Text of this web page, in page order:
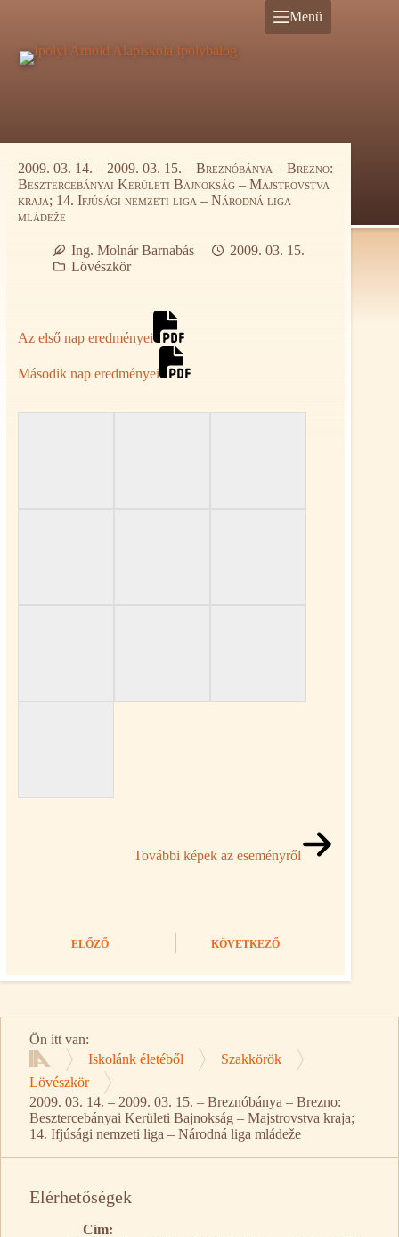
Menü
2009. 03. 14. – 2009. 03. 15. – Breznóbánya – Brezno:
Besztercebányai Kerületi Bajnokság – Majstrovstva
kraja; 14. Ifjúsági nemzeti liga – Národná liga
mládeže
Ing. Molnár Barnabás
2009. 03. 15.
Lövészkör
Az első nap eredményei
Második nap eredményei
További képek az eseményről
ELŐZŐ KÖVETKEZŐ
Ön itt van:
Kezdőlap
Iskolánk életéből
Szakkörök
Lövészkör
2009. 03. 14. – 2009. 03. 15. – Breznóbánya – Brezno:
Besztercebányai Kerületi Bajnokság – Majstrovstva kraja;
14. Ifjúsági nemzeti liga – Národná liga mládeže
Elérhetőségek
Cím: